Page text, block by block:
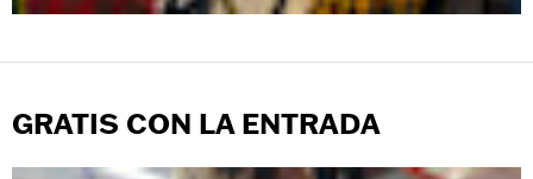
GRATIS CON LA ENTRADA